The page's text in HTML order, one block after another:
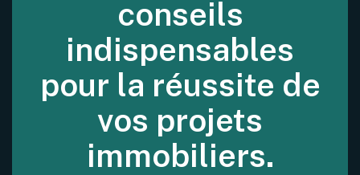
conseils
indispensables
pour la réussite de
vos projets
immobiliers.